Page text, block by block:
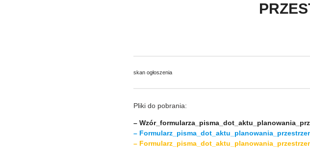
skan ogłoszenia
Pliki do pobrania:
–
–
–